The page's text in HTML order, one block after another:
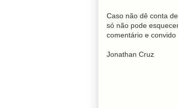
Caso não dê conta
só não pode
comentário e convido
Jonathan Cruz